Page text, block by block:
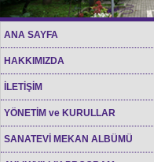
ANA SAYFA
HAKKIMIZDA
İLETİŞİM
YÖNETİM ve KURULLAR
SANATEVİ MEKAN ALBÜMÜ